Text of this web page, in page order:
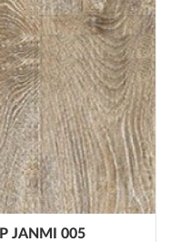
JANMI 005